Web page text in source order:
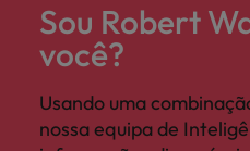
Sou Robert
você?
Usando uma
nossa equipa de